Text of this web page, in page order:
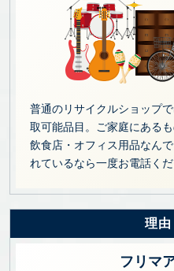
普通のリサイクルショップ
取可能品目。ご家庭にある
飲食店・オフィス用品なん
れているなら一度お電話くだ
理由
フリマ